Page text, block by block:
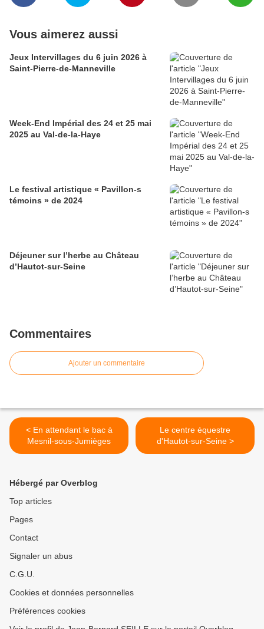
Vous aimerez aussi
Jeux Intervillages du 6 juin 2026 à
Saint-Pierre-de-Manneville
Week-End Impérial des 24 et 25 mai
2025 au Val-de-la-Haye
Le festival artistique « Pavillon-s
témoins » de 2024
Déjeuner sur l’herbe au Château
d’Hautot-sur-Seine
Commentaires
Ajouter un commentaire
< En attendant le bac à
Mesnil-sous-Jumièges
Le centre équestre
d'Hautot-sur-Seine >
Hébergé par Overblog
Top articles
Pages
Contact
Signaler un abus
C.G.U.
Cookies et données personnelles
Préférences cookies